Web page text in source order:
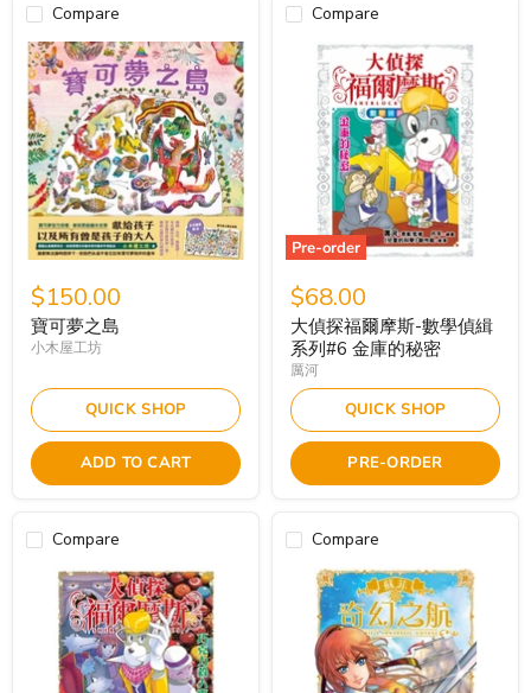
Compare
$150.00
寶可夢之島
小木屋工坊
QUICK SHOP
ADD TO CART
Compare
Pre-order
$68.00
大偵探福爾摩斯-數學偵緝
系列#6 金庫的秘密
厲河
QUICK SHOP
PRE-ORDER
Compare Compare